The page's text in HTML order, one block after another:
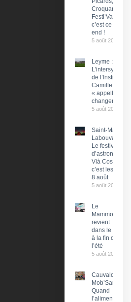
Croquants…
Festi’ValCéou,
c’est ce week-
end !
5 août 2026
Leyme :
de l’Institut
Camille Miret
« appelle à du
changement »
5 août 2026
Saint-Martin-
Labouval :
Le festival
d’astronomie
Vià Cosmos,
c’est les 7 et
8 août
5 août 2026
Le
Mammobile
revient
dans le Lot
à la fin de
l’été
5 août 2026
Cauvaldor –
Mob’Santé :
Quand
l’alimentation